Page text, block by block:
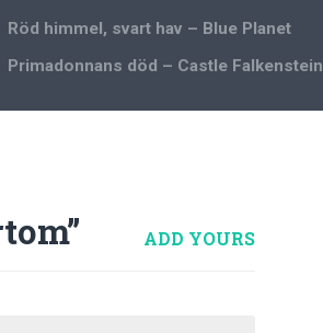
Röd himmel, svart hav – Blue Planet
Primadonnans död – Castle Falkenstein
” ADD YOURS